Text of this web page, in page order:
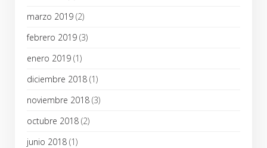
marzo 2019 (2)
febrero 2019 (3)
enero 2019 (1)
diciembre 2018 (1)
noviembre 2018 (3)
octubre 2018 (2)
junio 2018 (1)